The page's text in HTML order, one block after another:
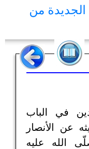
من
في الباب
عن الأنصار
الله عليه